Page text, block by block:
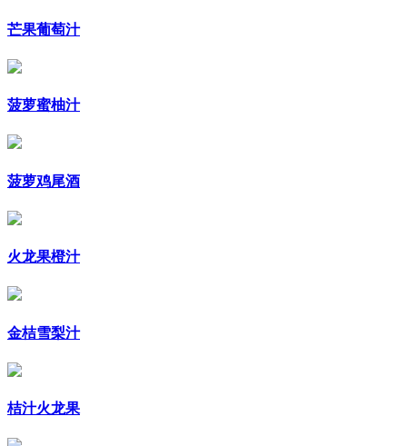
芒果葡萄汁
菠萝蜜柚汁
菠萝鸡尾酒
火龙果橙汁
金桔雪梨汁
桔汁火龙果